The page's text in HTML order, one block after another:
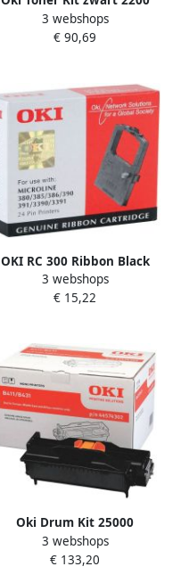
pagina&apos;s 44973536
3 webshops
€ 90,69
OKI RC 300 Ribbon Black
1000sh f MicroLine 380 385
386 3(3)90 3(3)91
3 webshops
€ 15,22
Oki Drum Kit 25000
pagina&apos;s 44574302
3 webshops
€ 133,20